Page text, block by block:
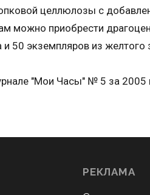
целлюлозы с
можно приобрести
и 50 экземпляров из желтого
"Мои Часы" № 5 за 2005
РЕКЛАМА